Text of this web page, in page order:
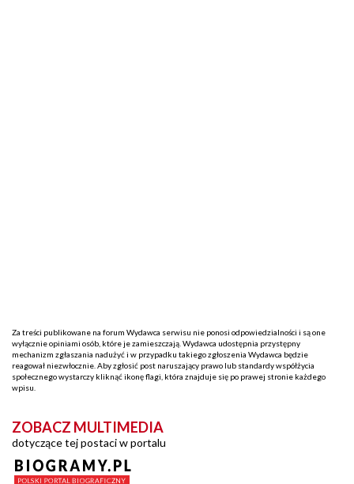
Za treści publikowane na forum Wydawca serwisu nie ponosi odpowiedzialności i są one
wyłącznie opiniami osób, które je zamieszczają. Wydawca udostępnia przystępny
mechanizm zgłaszania nadużyć i w przypadku takiego zgłoszenia Wydawca będzie
reagował niezwłocznie. Aby zgłosić post naruszający prawo lub standardy współżycia
społecznego wystarczy kliknąć ikonę flagi, która znajduje się po prawej stronie każdego
wpisu.
ZOBACZ MULTIMEDIA
dotyczące tej postaci w portalu